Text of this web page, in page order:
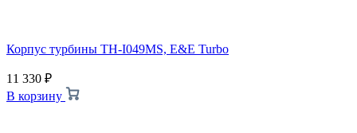
Корпус турбины TH-I049MS, E&E Turbo
11 330 ₽
В корзину